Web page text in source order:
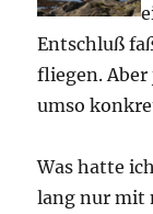
Entschluß
fliegen.
umso
Was hatte
lang nur mit